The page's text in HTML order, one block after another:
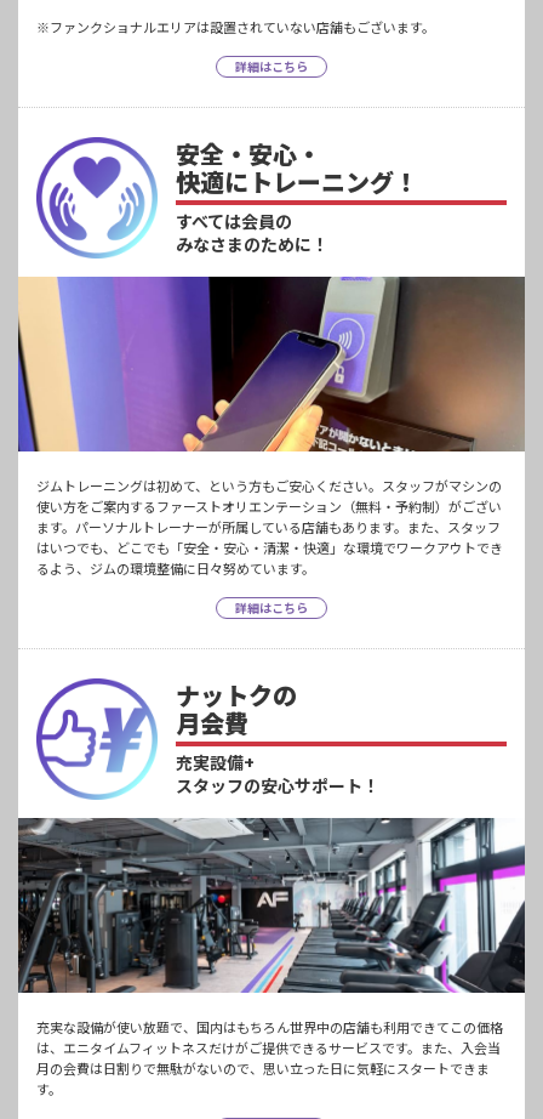
※ファンクショナルエリアは設置されていない店舗もございます。
詳細はこちら
安全・安心・
快適にトレーニング！
すべては会員の
みなさまのために！
ジムトレーニングは初めて、という方もご安心ください。スタッフがマシンの
使い方をご案内するファーストオリエンテーション（無料・予約制）がござい
ます。パーソナルトレーナーが所属している店舗もあります。また、スタッフ
はいつでも、どこでも「安全・安心・清潔・快適」な環境でワークアウトでき
るよう、ジムの環境整備に日々努めています。
詳細はこちら
ナットクの
月会費
充実設備+
スタッフの安心サポート！
充実な設備が使い放題で、国内はもちろん世界中の店舗も利用できてこの価格
は、エニタイムフィットネスだけがご提供できるサービスです。また、入会当
月の会費は日割りで無駄がないので、思い立った日に気軽にスタートできま
す。